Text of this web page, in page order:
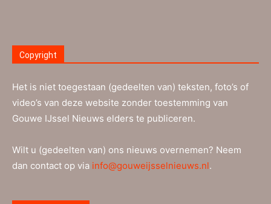
Copyright
Het is niet toegestaan (gedeelten van) teksten, foto’s of
video’s van deze website zonder toestemming van
Gouwe IJssel Nieuws elders te publiceren.
Wilt u (gedeelten van) ons nieuws overnemen? Neem
dan contact op via info@gouweijsselnieuws.nl.